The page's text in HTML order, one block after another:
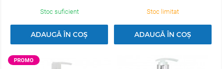
Stoc suficient
ADAUGĂ ÎN COȘ
Stoc limitat
ADAUGĂ ÎN COȘ
PROMO